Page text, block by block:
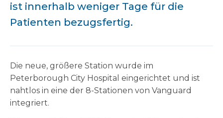
ist innerhalb weniger Tage für die
Patienten bezugsfertig.
Die neue, größere Station wurde im
Peterborough City Hospital eingerichtet und ist
nahtlos in eine der 8-Stationen von Vanguard
integriert.